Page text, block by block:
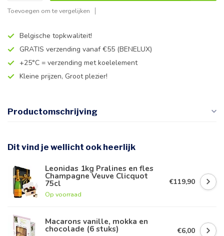
Toevoegen om te vergelijken
Belgische topkwaliteit!
GRATIS verzending vanaf €55 (BENELUX)
+25°C = verzending met koelelement
Kleine prijzen, Groot plezier!
Productomschrijving
Dit vind je wellicht ook heerlijk
Leonidas 1kg Pralines en fles
Champagne Veuve Clicquot
75cl
Op voorraad
€119,90
Macarons vanille, mokka en
chocolade (6 stuks) €6,00